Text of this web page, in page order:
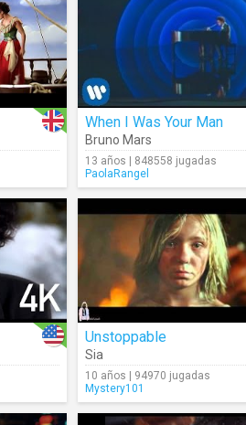
When I Was Your Man
Bruno Mars
13 años | 848558 jugadas
PaolaRangel
Unstoppable
Sia
10 años | 94970 jugadas
Mystery101